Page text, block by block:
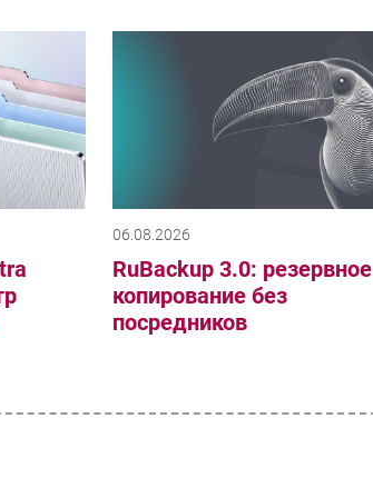
06.08.2026
RuBackup 3.0: резервное
копирование без
посредников